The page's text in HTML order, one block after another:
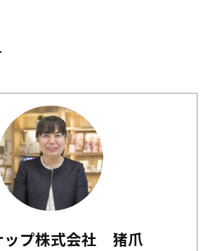
ップ株式会社 猪爪